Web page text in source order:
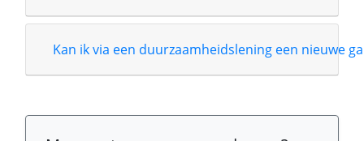
Kan ik via een duurzaamheidslening een nieuwe